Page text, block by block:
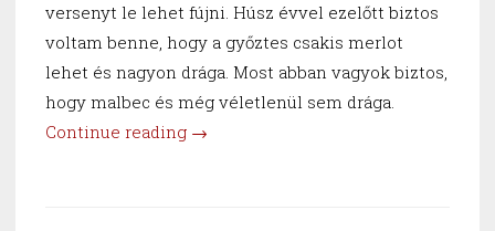
versenyt le lehet fújni. Húsz évvel ezelőtt biztos
voltam benne, hogy a győztes csakis merlot
lehet és nagyon drága. Most abban vagyok biztos,
hogy malbec és még véletlenül sem drága.
Continue reading “Kikaparták
→